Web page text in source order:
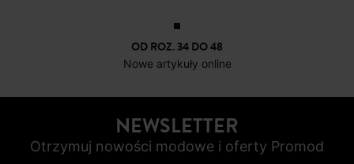
OD ROZ. 34 DO 48
Nowe artykuły online
NEWSLETTER
Otrzymuj nowości modowe i oferty Promod